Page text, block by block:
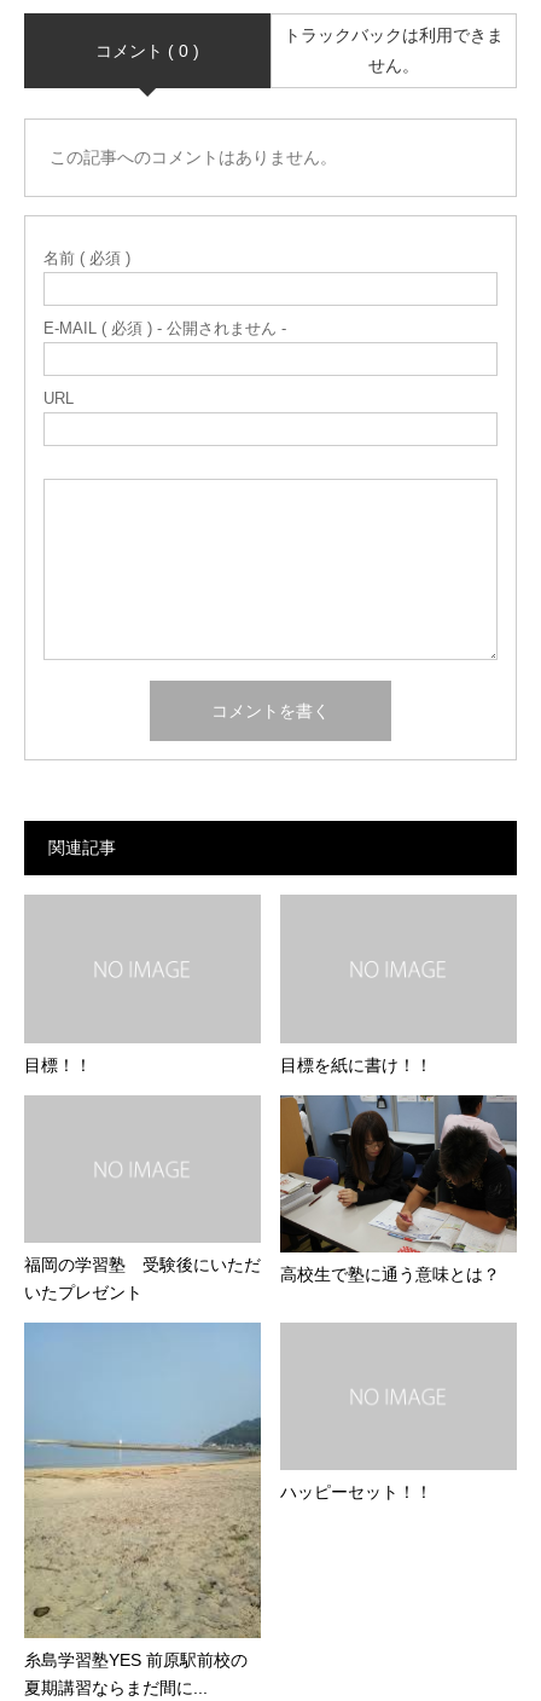
コメント ( 0 )
トラックバックは利用できま
せん。
この記事へのコメントはありません。
名前 ( 必須 )
E-MAIL ( 必須 ) - 公開されません -
URL
関連記事
目標！！ 目標を紙に書け！！
福岡の学習塾 受験後にいただ
いたプレゼント
高校生で塾に通う意味とは？
糸島学習塾YES 前原駅前校の
夏期講習ならまだ間に...
ハッピーセット！！